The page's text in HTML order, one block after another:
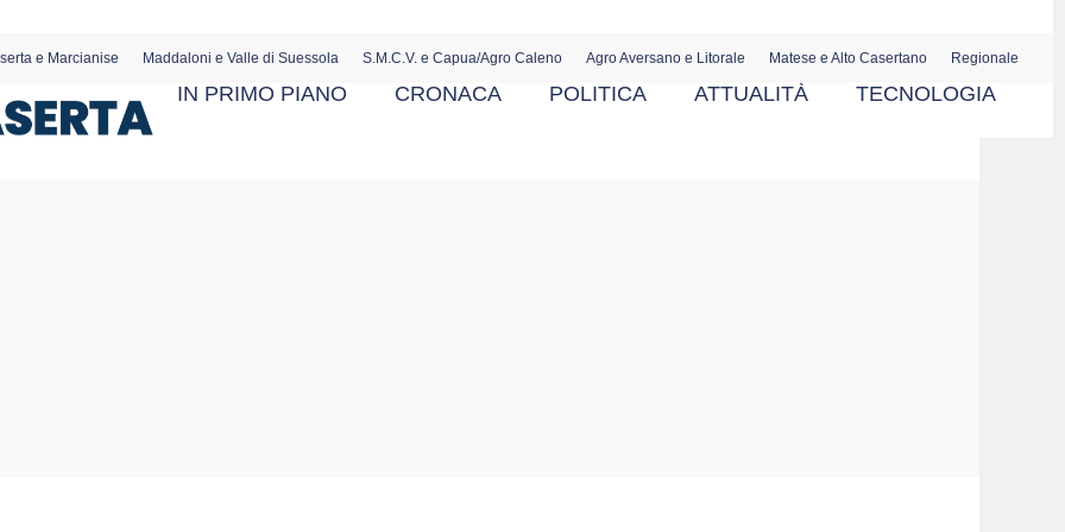
e Marcianise Maddaloni e Valle di Suessola S.M.C.V. e Capua/Agro Caleno Agro Aversano e Litorale Matese e Alto Casertano Regionale
IN PRIMO PIANO CRONACA POLITICA ATTUALITÀ TECNOLOGIA